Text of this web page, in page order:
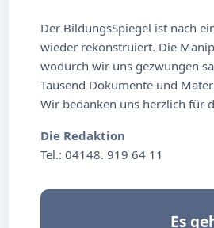
Der BildungsSpiegel ist nach
wieder rekonstruiert. Die
wodurch wir uns gezwungen
Tausend Dokumente und
Wir bedanken uns herzlich für
Die Redaktion
Tel.: 04148. 919 64 11
Es